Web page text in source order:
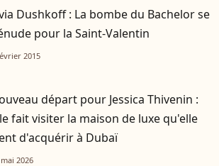
Dushkoff : La bombe du Bachelor se
pour la Saint-Valentin
2015
départ pour Jessica Thivenin :
fait visiter la maison de luxe qu'elle
d'acquérir à Dubaï
2026